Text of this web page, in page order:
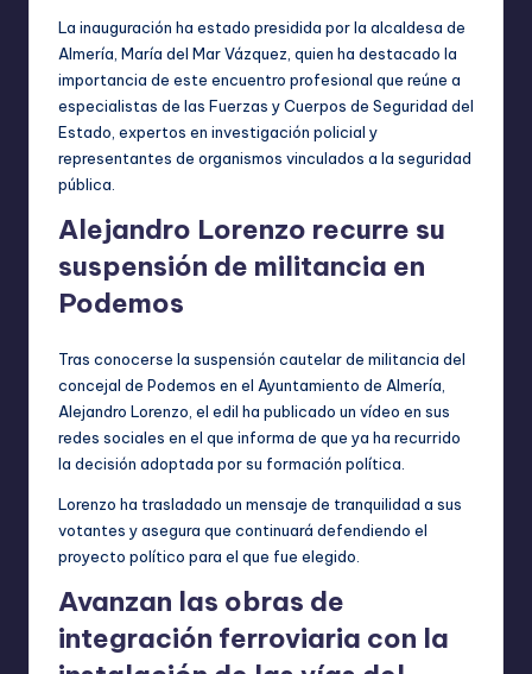
La inauguración ha estado presidida por la alcaldesa de
Almería, María del Mar Vázquez, quien ha destacado la
importancia de este encuentro profesional que reúne a
especialistas de las Fuerzas y Cuerpos de Seguridad del
Estado, expertos en investigación policial y
representantes de organismos vinculados a la seguridad
pública.
Alejandro Lorenzo recurre su
suspensión de militancia en
Podemos
Tras conocerse la suspensión cautelar de militancia del
concejal de Podemos en el Ayuntamiento de Almería,
Alejandro Lorenzo, el edil ha publicado un vídeo en sus
redes sociales en el que informa de que ya ha recurrido
la decisión adoptada por su formación política.
Lorenzo ha trasladado un mensaje de tranquilidad a sus
votantes y asegura que continuará defendiendo el
proyecto político para el que fue elegido.
Avanzan las obras de
integración ferroviaria con la